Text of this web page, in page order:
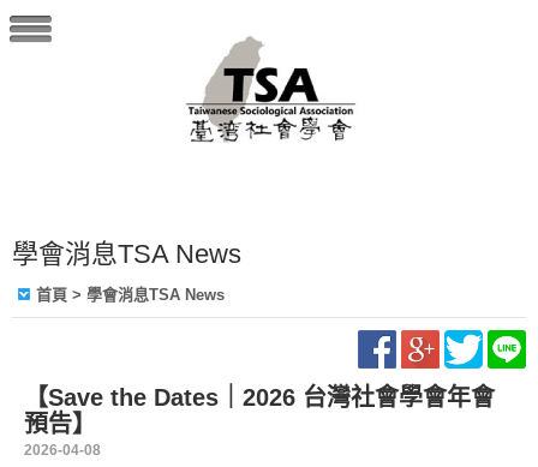
學會消息TSA News
首頁 > 學會消息TSA News
【Save the Dates｜2026 台灣社會學會年會
預告】
2026-04-08